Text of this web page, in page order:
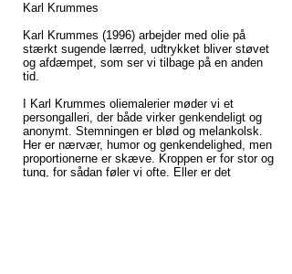
Karl Krummes
Karl Krummes (1996) arbejder med olie på
stærkt sugende lærred, udtrykket bliver støvet
og afdæmpet, som ser vi tilbage på en anden
tid.
I Karl Krummes oliemalerier møder vi et
persongalleri, der både virker genkendeligt og
anonymt. Stemningen er blød og melankolsk.
Her er nærvær, humor og genkendelighed, men
proportionerne er skæve. Kroppen er for stor og
tung, for sådan føler vi ofte. Eller er det